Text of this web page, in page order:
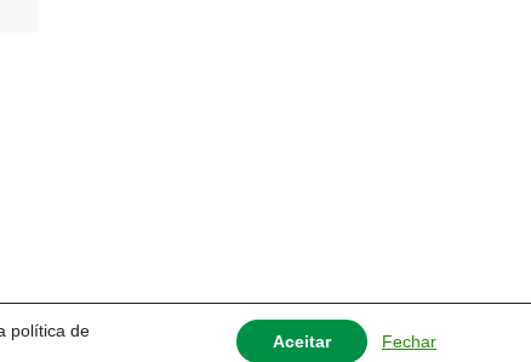
política de
Aceitar Fechar